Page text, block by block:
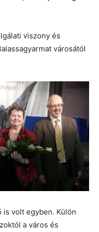
viszony és
városától
is volt egyben. Külön
a város és